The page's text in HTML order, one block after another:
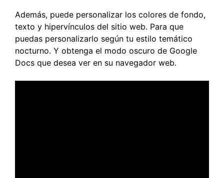
Además, puede personalizar los colores de fondo,
texto y hipervínculos del sitio web. Para que
puedas personalizarlo según tu estilo temático
nocturno. Y obtenga el modo oscuro de Google
Docs que desea ver en su navegador web.